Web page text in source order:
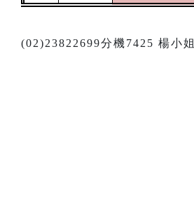
(02)23822699分機7425 楊小姐